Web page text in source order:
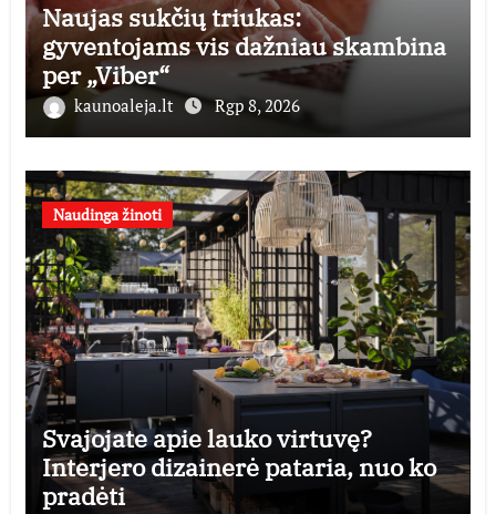
Naujas sukčių triukas:
gyventojams vis dažniau skambina
per „Viber“
kaunoaleja.lt Rgp 8, 2026
Naudinga žinoti
Svajojate apie lauko virtuvę?
Interjero dizainerė pataria, nuo ko
pradėti